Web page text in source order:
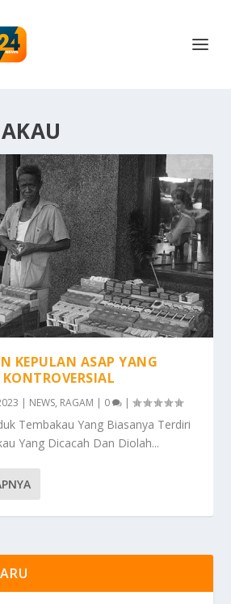
KEPULAN ASAP YANG
| NEWS, RAGAM | 0 |
Tembakau Yang Biasanya Terdiri
Yang Dicacah Dan Diolah...